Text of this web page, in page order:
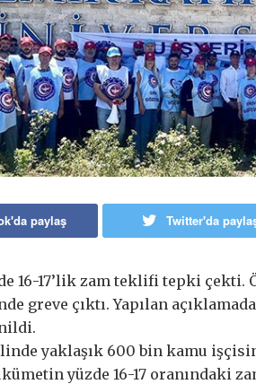
paylaş Twitter'da
16-17’lik zam teklifi tepki çekti.
greve çıktı. Yapılan
yaklaşık 600 bin kamu
yüzde 16-17 oranındaki